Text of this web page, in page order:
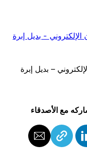
– بديل إبرة
مع الأصدقاء